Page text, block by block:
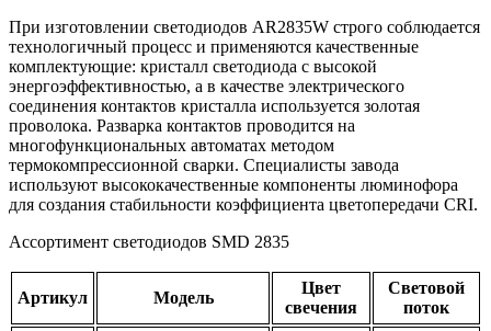
При изготовлении светодиодов AR2835W строго соблюдается
технологичный процесс и применяются качественные
комплектующие: кристалл светодиода с высокой
энергоэффективностью, а в качестве электрического
соединения контактов кристалла используется золотая
проволока. Разварка контактов проводится на
многофункциональных автоматах методом
термокомпрессионной сварки. Специалисты завода
используют высококачественные компоненты люминофора
для создания стабильности коэффициента цветопередачи CRI.
Ассортимент светодиодов SMD 2835
Артикул Модель
Цвет
свечения
Световой
поток